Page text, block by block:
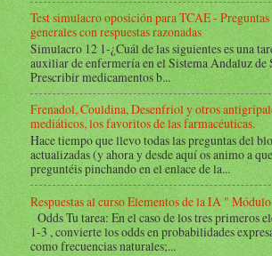
Test simulacro oposición para TCAE - Preguntas
generales con respuestas razonadas
Simulacro 12 1-¿Cuál de las siguientes es una
auxiliar de enfermería en el Sistema Andaluz de
Prescribir medicamentos b...
Frenadol, Couldina, Desenfriol y otros
mediáticos, los favoritos de las farmacéuticas.
Hace tiempo que llevo todas las preguntas del
actualizadas (y ahora y desde aquí os animo a que
preguntéis pinchando en el enlace de la...
Respuestas al curso Elementos de la IA "
Odds Tu tarea: En el caso de los tres primeros
1-3 , convierte los odds en probabilidades
como frecuencias naturales;...